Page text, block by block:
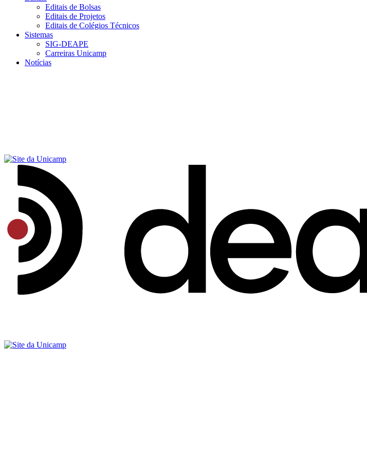
Editais de Bolsas
Editais de Projetos
Editais de Colégios Técnicos
Sistemas
SIG-DEAPE
Carreiras Unicamp
Notícias